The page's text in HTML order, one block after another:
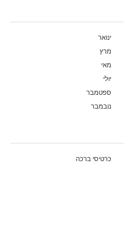
ינואר
מרץ
מאי
יולי
ספטמבר
נובמבר
כרטיסי ברכה